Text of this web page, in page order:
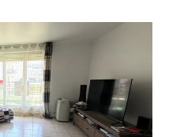
vendre
€